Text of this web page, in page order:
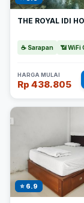
THE ROYAL IDI
☕ Sarapan 📶 WiFi
HARGA MULAI
Rp 438.805
⭐ 6.9